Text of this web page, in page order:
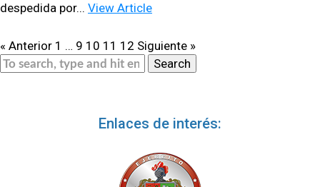
des­pe­di­da por... View Article
« Anterior 1 … 9 10 11 12 Siguiente »
Search
Enlaces de interés: